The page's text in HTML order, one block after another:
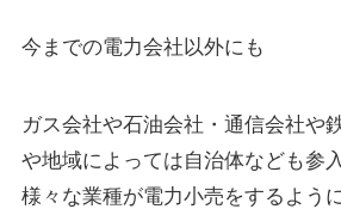
今までの電力会社以外にも
ガス会社や石油会社・通信会社や
や地域によっては自治体なども参
様々な業種が電力小売をするよう